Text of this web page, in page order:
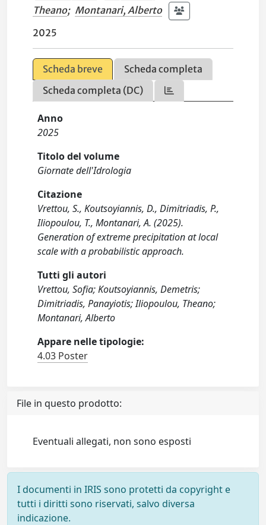
Theano; Montanari, Alberto
2025
Scheda breve
Scheda completa
Scheda completa (DC)
Anno
2025
Titolo del volume
Giornate dell'Idrologia
Citazione
Vrettou, S., Koutsoyiannis, D., Dimitriadis, P.,
Iliopoulou, T., Montanari, A. (2025).
Generation of extreme precipitation at local
scale with a probabilistic approach.
Tutti gli autori
Vrettou, Sofia; Koutsoyiannis, Demetris;
Dimitriadis, Panayiotis; Iliopoulou, Theano;
Montanari, Alberto
Appare nelle tipologie:
4.03 Poster
File in questo prodotto:
Eventuali allegati, non sono esposti
I documenti in IRIS sono protetti da copyright e
tutti i diritti sono riservati, salvo diversa
indicazione.